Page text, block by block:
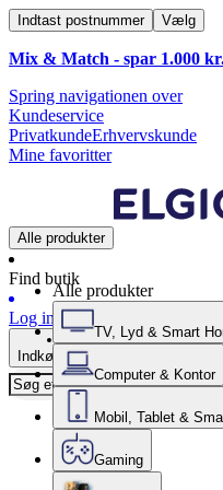
Indtast postnummer Vælg
Mix & Match - spar 1.000
Spring navigationen over
Kundeservice
PrivatkundeErhvervskunde
Mine favoritter
Alle produkter
Find butik
Log ind
Indkøbskurv
Alle produkter
TV, Lyd & Smart
Computer & Kontor
Mobil, Tablet &
Gaming